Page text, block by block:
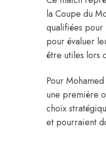
la Coupe du
qualifiées
pour évaluer
être utiles lors
Pour
une première
choix
et pourraient